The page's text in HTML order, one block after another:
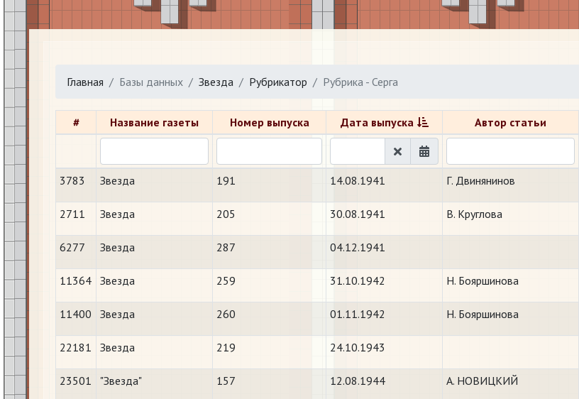
Главная Базы данных Звезда Рубрикатор Рубрика - Серга
# Название газеты Номер выпуска Дата выпуска Автор статьи
3783 Звезда 191 14.08.1941 Г. Двинянинов
2711 Звезда 205 30.08.1941 В. Круглова
6277 Звезда 287 04.12.1941
11364 Звезда 259 31.10.1942 Н. Бояршинова
11400 Звезда 260 01.11.1942 Н. Бояршинова
22181 Звезда 219 24.10.1943
23501 "Звезда" 157 12.08.1944 А. НОВИЦКИЙ